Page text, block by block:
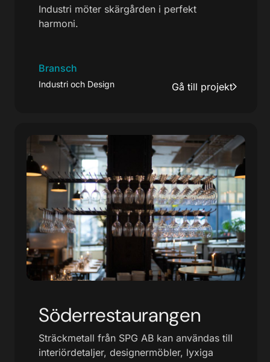
Industri möter skärgården i perfekt
harmoni.
Bransch
Industri och Design Gå till projekt
Söderrestaurangen
Sträckmetall från SPG AB kan användas till
interiördetaljer, designermöbler, lyxiga